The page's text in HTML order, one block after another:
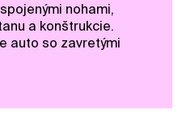
nohami,
a konštrukcie.
auto so zavretými